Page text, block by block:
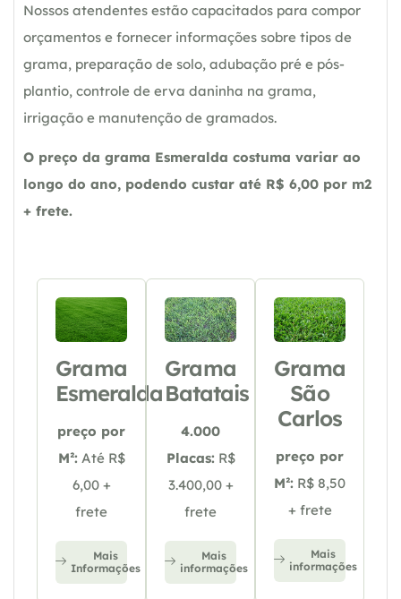
Nossos atendentes estão capacitados para compor
orçamentos e fornecer informações sobre tipos de
grama, preparação de solo, adubação pré e pós-
plantio, controle de erva daninha na grama,
irrigação e manutenção de gramados.
O preço da grama Esmeralda costuma variar ao
longo do ano, podendo custar até R$ 6,00 por m2
+ frete.
Grama
Esmeralda
preço por
M²: Até R$
6,00 +
frete
Mais
Informações
Grama
Batatais
4.000
Placas: R$
3.400,00 +
frete
Mais
informações
Grama
São
Carlos
preço por
M²: R$ 8,50
+ frete
Mais
informações